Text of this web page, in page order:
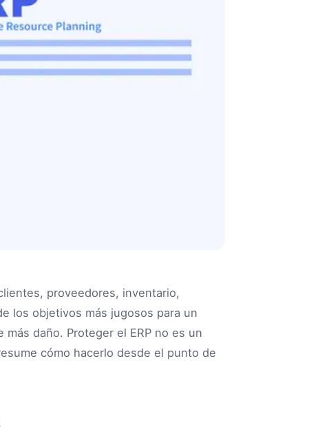
proveedores, inventario,
los objetivos más jugosos para un
daño. Proteger el ERP no es un
cómo hacerlo desde el punto de